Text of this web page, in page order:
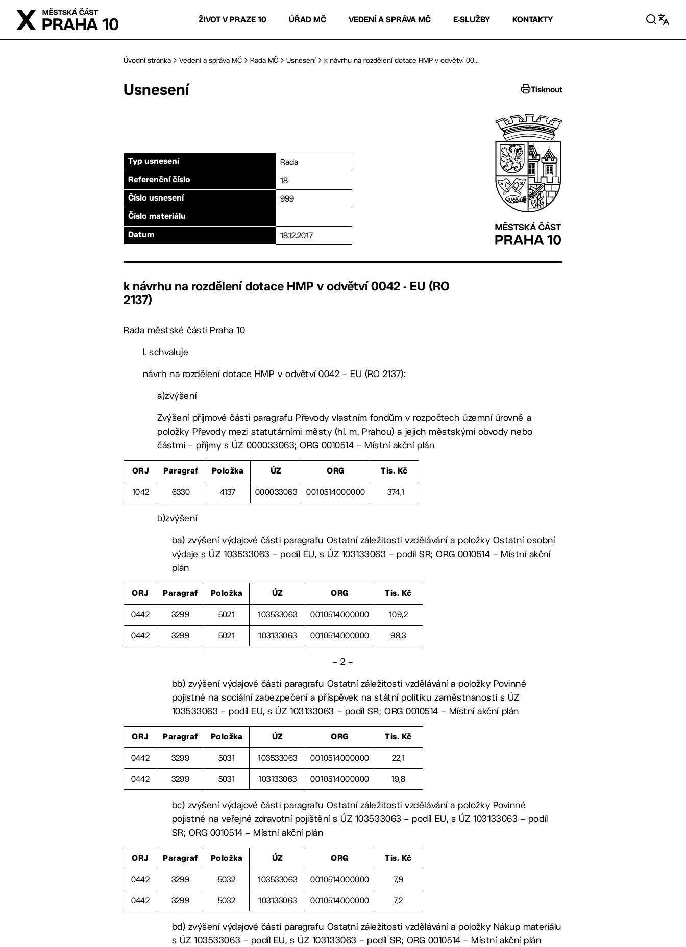
Přejít na hlavní obsah
ŽIVOT V PRAZE 10 ÚŘAD MČ VEDENÍ A SPRÁVA MČ E-SLUŽBY KONTAKTY
Úvodní stránka Vedení a správa MČ Rada MČ Usnesení k návrhu na rozdělení dotace HMP v odvětví 00...
Usnesení Tisknout
Typ usnesení Rada
Referenční číslo 18
Číslo usnesení 999
Číslo materiálu
Datum 18.12.2017
k návrhu na rozdělení dotace HMP v odvětví 0042 - EU (RO
2137)
Rada městské části Praha 10
I. schvaluje
návrh na rozdělení dotace HMP v odvětví 0042 – EU (RO 2137):
a)zvýšení
Zvýšení příjmové části paragrafu Převody vlastním fondům v rozpočtech územní úrovně a
položky Převody mezi statutárními městy (hl. m. Prahou) a jejich městskými obvody nebo
částmi – příjmy s ÚZ 000033063; ORG 0010514 – Místní akční plán
ORJ Paragraf Položka ÚZ ORG Tis. Kč
1042 6330 4137 000033063 0010514000000 374,1
b)zvýšení
ba) zvýšení výdajové části paragrafu Ostatní záležitosti vzdělávání a položky Ostatní osobní
výdaje s ÚZ 103533063 – podíl EU, s ÚZ 103133063 – podíl SR; ORG 0010514 – Místní akční
plán
ORJ Paragraf Položka ÚZ ORG Tis. Kč
0442 3299 5021 103533063 0010514000000 109,2
0442 3299 5021 103133063 0010514000000 98,3
– 2 –
bb) zvýšení výdajové části paragrafu Ostatní záležitosti vzdělávání a položky Povinné
pojistné na sociální zabezpečení a příspěvek na státní politiku zaměstnanosti s ÚZ
103533063 – podíl EU, s ÚZ 103133063 – podíl SR; ORG 0010514 – Místní akční plán
ORJ Paragraf Položka ÚZ ORG Tis. Kč
0442 3299 5031 103533063 0010514000000 22,1
0442 3299 5031 103133063 0010514000000 19,8
bc) zvýšení výdajové části paragrafu Ostatní záležitosti vzdělávání a položky Povinné
pojistné na veřejné zdravotní pojištění s ÚZ 103533063 – podíl EU, s ÚZ 103133063 – podíl
SR; ORG 0010514 – Místní akční plán
ORJ Paragraf Položka ÚZ ORG Tis. Kč
0442 3299 5032 103533063 0010514000000 7,9
0442 3299 5032 103133063 0010514000000 7,2
bd) zvýšení výdajové části paragrafu Ostatní záležitosti vzdělávání a položky Nákup materiálu
s ÚZ 103533063 – podíl EU, s ÚZ 103133063 – podíl SR; ORG 0010514 – Místní akční plán